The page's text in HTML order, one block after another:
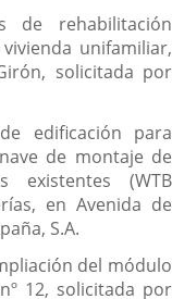
de rehabilitación
unifamiliar,
solicitada por
edificación para
de montaje de
existentes (WTB
en Avenida de
S.A.
del módulo
12, solicitada por